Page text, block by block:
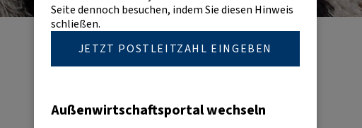
Seite dennoch besuchen, indem Sie diesen Hinweis
schließen.
JETZT POSTLEITZAHL EINGEBEN
Außenwirtschaftsportal wechseln